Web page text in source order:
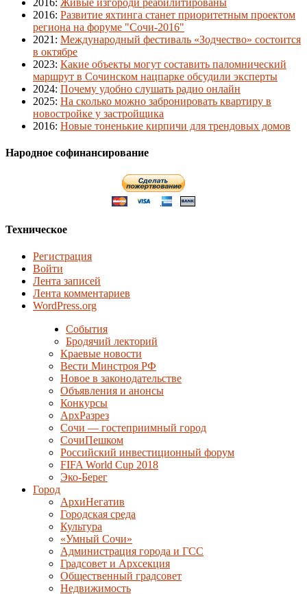
2016: Живые изгороди реабилитированы
2016: Развитие яхтинга станет приоритетным проектом
региона на форуме "Сочи-2016"
2021 : Международный фестиваль «Зодчество» состоится
в октябре
2023: Какие объекты могут составить паломнический
маршрут в Сочинском нацпарке обсудили эксперты
2024: Почему удобно слушать радио онлайн
2025: На сколько можно забронировать квартиру в
новостройке у застройщика
2016: Новые тоненькие кирпичи для трендовых домов
Народное софинансирование
Техническое
Регистрация
Войти
Лента записей
Лента комментариев
WordPress.org
События
Бродячий лекторий
Краевые новости
Вести Минстроя РФ
Новое в законодательстве
Объявления и анонсы
Конкурсы
АрхРазрез
Сочи — гостеприимный город
СочиПешком
Российский инвестиционный форум
FIFA World Cup 2018
Эко-Берег
Город
АрхиНегатив
Городская среда
Культура
«Умный Сочи»
Администрация города и ГСС
Градсовет и Архсекция
Общественный градсовет
Недвижимость